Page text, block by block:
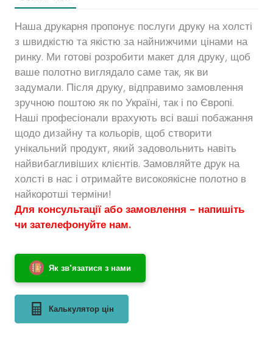
Наша друкарня пропонує послуги друку на холсті
з швидкістю та якістю за найнижчими цінами на
ринку. Ми готові розробити макет для друку, щоб
ваше полотно виглядало саме так, як ви
задумали. Після друку, відправимо замовлення
зручною поштою як по Україні, так і по Європі.
Наші професіонали врахують всі ваші побажання
щодо дизайну та кольорів, щоб створити
унікальний продукт, який задовольнить навіть
найвибагливіших клієнтів. Замовляйте друк на
холсті в нас і отримайте високоякісне полотно в
найкоротші терміни!
Для консультації або замовлення - напишіть
чи зателефонуйте нам.
Як зв'язатися з нами
Калькулятор цін